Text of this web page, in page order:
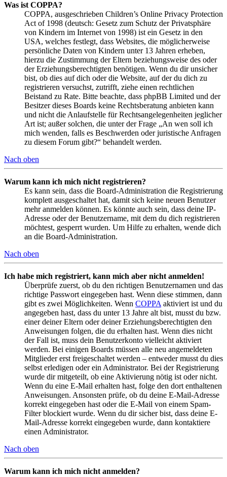
Was ist COPPA?
COPPA, ausgeschrieben Children’s Online Privacy Protection
Act of 1998 (deutsch: Gesetz zum Schutz der Privatsphäre
von Kindern im Internet von 1998) ist ein Gesetz in den
USA, welches festlegt, dass Websites, die möglicherweise
persönliche Daten von Kindern unter 13 Jahren erheben,
hierzu die Zustimmung der Eltern beziehungsweise des oder
der Erziehungsberechtigten benötigen. Wenn du dir unsicher
bist, ob dies auf dich oder die Website, auf der du dich zu
registrieren versuchst, zutrifft, ziehe einen rechtlichen
Beistand zu Rate. Bitte beachte, dass phpBB Limited und der
Besitzer dieses Boards keine Rechtsberatung anbieten kann
und nicht die Anlaufstelle für Rechtsangelegenheiten jeglicher
Art ist; außer solchen, die unter der Frage „An wen soll ich
mich wenden, falls es Beschwerden oder juristische Anfragen
zu diesem Forum gibt?“ behandelt werden.
Nach oben
Warum kann ich mich nicht registrieren?
Es kann sein, dass die Board-Administration die Registrierung
komplett ausgeschaltet hat, damit sich keine neuen Benutzer
mehr anmelden können. Es könnte auch sein, dass deine IP-
Adresse oder der Benutzername, mit dem du dich registrieren
möchtest, gesperrt wurden. Um Hilfe zu erhalten, wende dich
an die Board-Administration.
Nach oben
Ich habe mich registriert, kann mich aber nicht anmelden!
Überprüfe zuerst, ob du den richtigen Benutzernamen und das
richtige Passwort eingegeben hast. Wenn diese stimmen, dann
gibt es zwei Möglichkeiten. Wenn COPPA aktiviert ist und du
angegeben hast, dass du unter 13 Jahre alt bist, musst du bzw.
einer deiner Eltern oder deiner Erziehungsberechtigten den
Anweisungen folgen, die du erhalten hast. Wenn dies nicht
der Fall ist, muss dein Benutzerkonto vielleicht aktiviert
werden. Bei einigen Boards müssen alle neu angemeldeten
Mitglieder erst freigeschaltet werden – entweder musst du dies
selbst erledigen oder ein Administrator. Bei der Registrierung
wurde dir mitgeteilt, ob eine Aktivierung nötig ist oder nicht.
Wenn du eine E-Mail erhalten hast, folge den dort enthaltenen
Anweisungen. Ansonsten prüfe, ob du deine E-Mail-Adresse
korrekt eingegeben hast oder die E-Mail von einem Spam-
Filter blockiert wurde. Wenn du dir sicher bist, dass deine E-
Mail-Adresse korrekt eingegeben wurde, dann kontaktiere
einen Administrator.
Nach oben
Warum kann ich mich nicht anmelden?